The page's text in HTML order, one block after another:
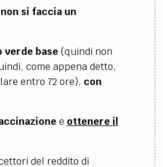
si faccia un
base (quindi non
come appena detto,
entro 72 ore), con
e ottenere il
del reddito di